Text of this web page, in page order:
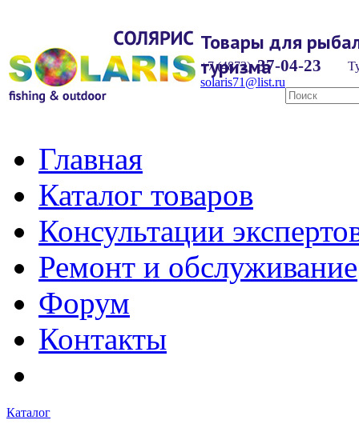
Товары для
туризма
+7 (4872) 37-04-23
solaris71@list.ru
Главная
Каталог товаров
Консультации
Ремонт и обслуживание
Форум
Контакты
Каталог